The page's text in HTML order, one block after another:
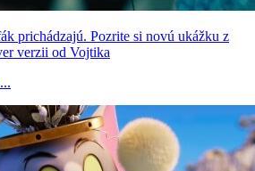
prichádzajú. Pozrite si novú ukážku z
verzii od Vojtika